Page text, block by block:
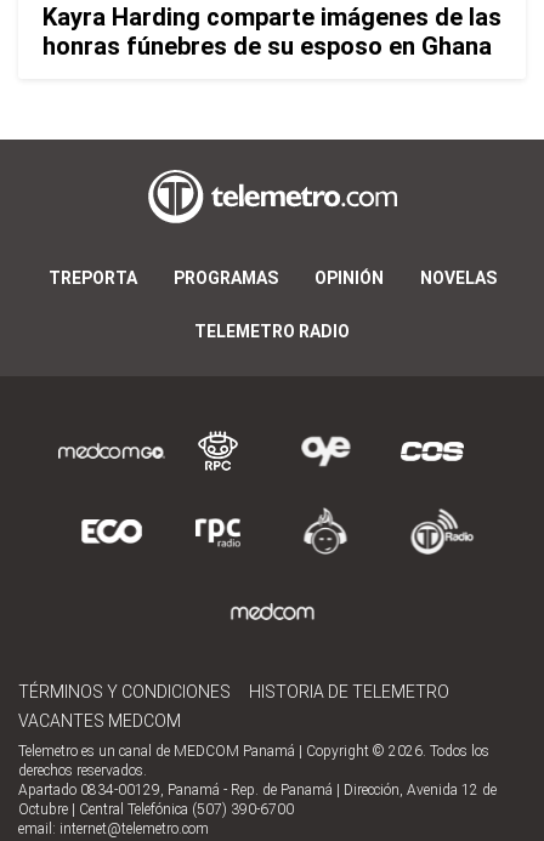
Kayra Harding comparte imágenes de las
honras fúnebres de su esposo en Ghana
TREPORTA PROGRAMAS OPINIÓN NOVELAS
TELEMETRO RADIO
TÉRMINOS Y CONDICIONES
HISTORIA DE TELEMETRO
VACANTES MEDCOM
Telemetro es un canal de MEDCOM Panamá | Copyright © 2026. Todos los
derechos reservados.
Apartado 0834-00129, Panamá - Rep. de Panamá | Dirección, Avenida 12 de
Octubre | Central Telefónica (507) 390-6700
email: internet@telemetro.com